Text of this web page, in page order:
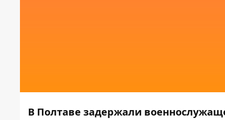
В Полтаве задержали